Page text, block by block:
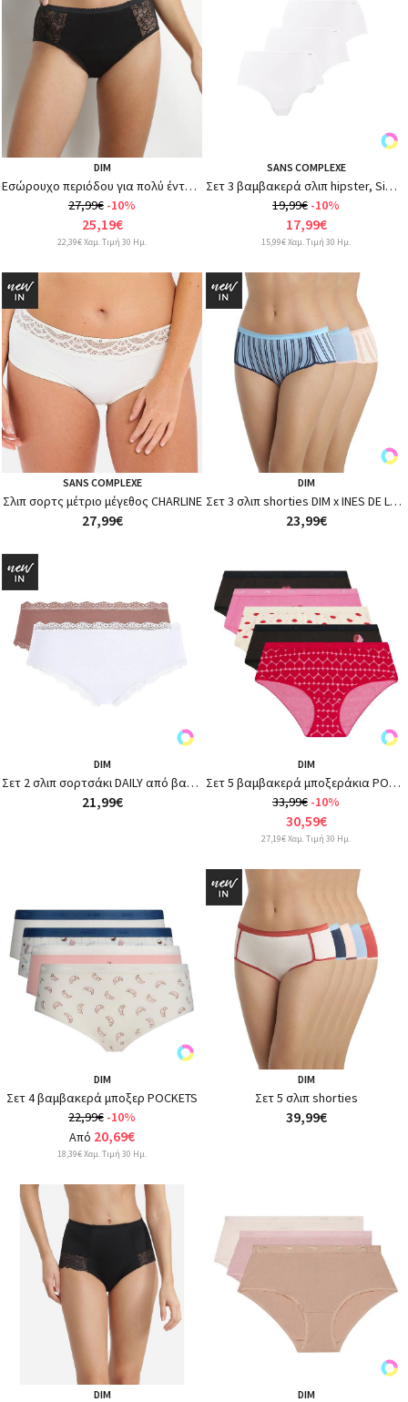
DIM
Εσώρουχο περιόδου για πολύ έντονη ροή PROTECT
27,99€ -10%
25,19€
22,39€ Χαμ. Τιμή 30 Ημ.
SANS COMPLEXE
Σετ 3 βαμβακερά σλιπ hipster, Simplement Coton
19,99€ -10%
17,99€
15,99€ Χαμ. Τιμή 30 Ημ.
SANS COMPLEXE
Σλιπ σορτς μέτριο μέγεθος CHARLINE
27,99€
DIM
Σετ 3 σλιπ shorties DIM x INES DE LA FRESSANGE
23,99€
DIM
Σετ 2 σλιπ σορτσάκι DAILY από βαμβάκι με δαντέλα
21,99€
DIM
Σετ 5 βαμβακερά μποξεράκια POCKETS
33,99€ -10%
30,59€
27,19€ Χαμ. Τιμή 30 Ημ.
DIM
Σετ 4 βαμβακερά μποξερ POCKETS
22,99€ -10%
Από 20,69€
18,39€ Χαμ. Τιμή 30 Ημ.
DIM
Σετ 5 σλιπ shorties
39,99€
DIM DIM